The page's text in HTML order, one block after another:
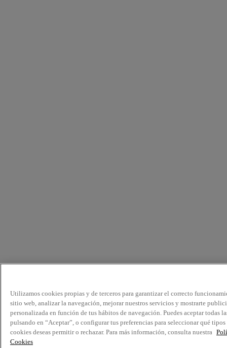
Utilizamos cookies propias y de terceros para garantizar el correcto
sitio web, analizar la navegación, mejorar nuestros servicios y mostrarte
personalizada en función de tus hábitos de navegación. Puedes aceptar todas
pulsando en “Aceptar”, o configurar tus preferencias para seleccionar qué tipos
cookies deseas permitir o rechazar. Para más información, consulta nuestra
Cookies